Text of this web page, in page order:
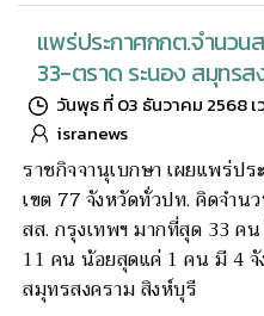
แพร่ประกาศกกต.จำนวน
33-ตราด ระนอง สมุทรส
วันพุธ ที่ 03 ธันวาคม 2568 เ
isranews
ราชกิจจานุเบกษา เผยแพร่ป
เขต 77 จังหวัดทั่วปท. คิดจำ
สส. กรุงเทพฯ มากที่สุด 33 ค
11 คน น้อยสุดแค่ 1 คน มี 4 จั
สมุทรสงคราม สิงห์บุรี